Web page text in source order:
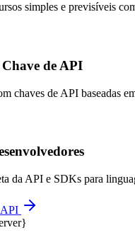
simples e previsíveis
de API
chaves de API baseadas
da API e SDKs para
API